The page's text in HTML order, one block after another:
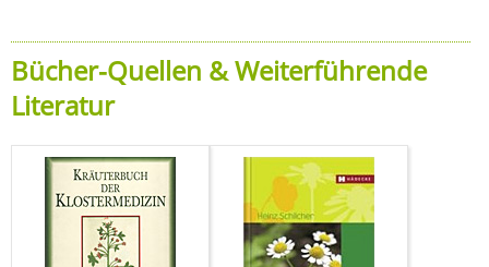
Bücher-Quellen & Weiterführende
Literatur